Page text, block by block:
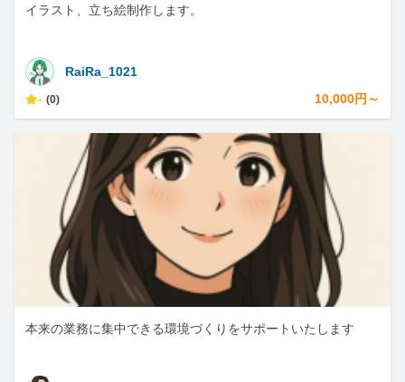
イラスト、立ち絵制作します。
RaiRa_1021
- (0) 10,000円～
本来の業務に集中できる環境づくりをサポートいたします